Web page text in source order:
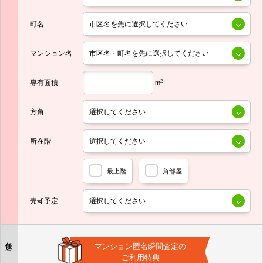
町名
マンション名
専有面積 m2
方角
所在階
最上階 角部屋
売却予定
マンション匿名瞬間査定の
ご利用特典